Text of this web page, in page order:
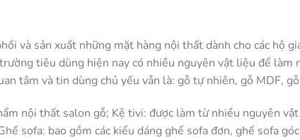
và sản xuất những mặt hàng nội thất dành cho các hộ
tiêu dùng hiện nay có nhiều nguyên vật liệu để làm
tâm và tin dùng chủ yếu vẫn là: gỗ tự nhiên, gỗ MDF,
nội thất salon gỗ; Kệ tivi: được làm từ nhiều nguyên
sofa: bao gồm các kiểu dáng ghế sofa đơn, ghế sofa